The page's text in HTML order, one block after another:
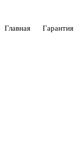
Главная Гарантия